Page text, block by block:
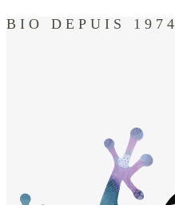
BIO DEPUIS 1974